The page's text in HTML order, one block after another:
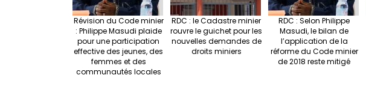
Révision du Code minier
: Philippe Masudi plaide
pour une participation
effective des jeunes, des
femmes et des
communautés locales
RDC : le Cadastre minier
rouvre le guichet pour les
nouvelles demandes de
droits miniers
RDC : Selon Philippe
Masudi, le bilan de
l’application de la
réforme du Code minier
de 2018 reste mitigé